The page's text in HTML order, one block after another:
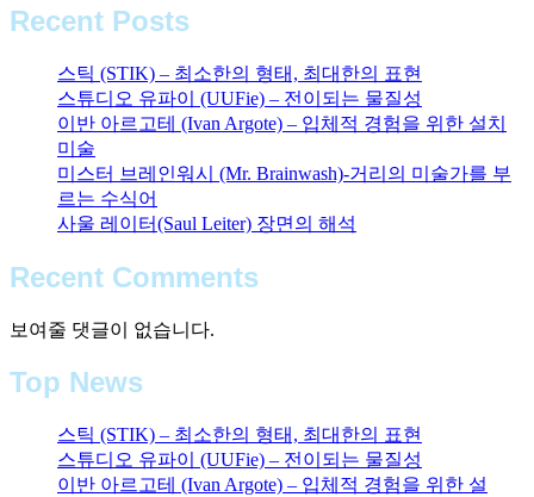
Recent Posts
스틱 (STIK) – 최소한의 형태, 최대한의 표현
스튜디오 유파이 (UUFie) – 전이되는 물질성
이반 아르고테 (Ivan Argote) – 입체적 경험을 위한 설치
미술
미스터 브레인워시 (Mr. Brainwash)-거리의 미술가를 부
르는 수식어
사울 레이터(Saul Leiter) 장면의 해석
Recent Comments
보여줄 댓글이 없습니다.
Top News
스틱 (STIK) – 최소한의 형태, 최대한의 표현
스튜디오 유파이 (UUFie) – 전이되는 물질성
이반 아르고테 (Ivan Argote) – 입체적 경험을 위한 설